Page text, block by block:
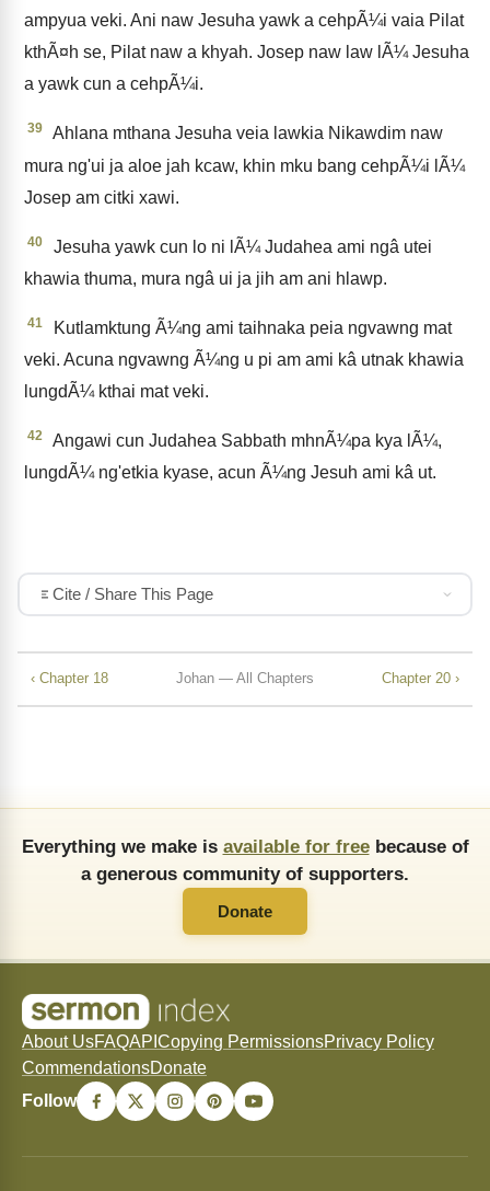
ampyua veki. Ani naw Jesuha yawk a cehpÃ¼i vaia Pilat
kthÃ¤h se, Pilat naw a khyah. Josep naw law lÃ¼ Jesuha
a yawk cun a cehpÃ¼i.
39
Ahlana mthana Jesuha veia lawkia Nikawdim naw
mura ng'ui ja aloe jah kcaw, khin mku bang cehpÃ¼i lÃ¼
Josep am citki xawi.
40
Jesuha yawk cun lo ni lÃ¼ Judahea ami ngâ utei
khawia thuma, mura ngâ ui ja jih am ani hlawp.
41
Kutlamktung Ã¼ng ami taihnaka peia ngvawng mat
veki. Acuna ngvawng Ã¼ng u pi am ami kâ utnak khawia
lungdÃ¼ kthai mat veki.
42
Angawi cun Judahea Sabbath mhnÃ¼pa kya lÃ¼,
lungdÃ¼ ng'etkia kyase, acun Ã¼ng Jesuh ami kâ ut.
Cite / Share This Page
‹ Chapter 18 Johan — All Chapters Chapter 20 ›
Everything we make is available for freebecause of
a generous community of supporters.
Donate
About UsFAQAPI Copying PermissionsPrivacy Policy
CommendationsDonate
Follow